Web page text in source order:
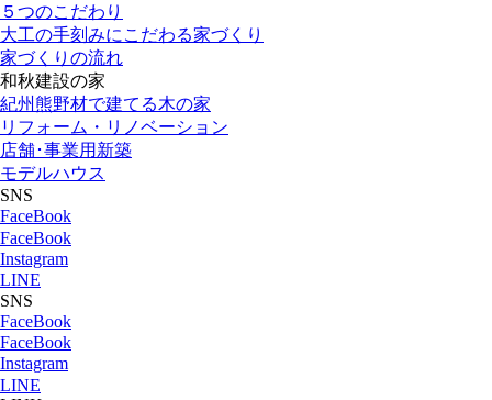
５つのこだわり
大工の手刻みにこだわる家づくり
家づくりの流れ
和秋建設の家
紀州熊野材で建てる木の家
リフォーム・リノベーション
店舗･事業用新築
モデルハウス
SNS
FaceBook
FaceBook
Instagram
LINE
SNS
FaceBook
FaceBook
Instagram
LINE